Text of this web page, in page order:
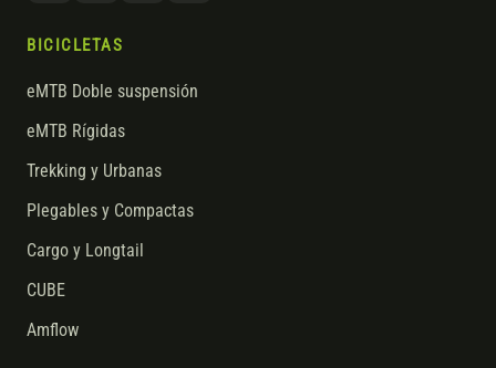
BICICLETAS
eMTB Doble suspensión
eMTB Rígidas
Trekking y Urbanas
Plegables y Compactas
Cargo y Longtail
CUBE
Amflow